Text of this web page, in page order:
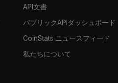
API文書
パブリックAPIダッシュボード
CoinStats ニュースフィード
私たちについて